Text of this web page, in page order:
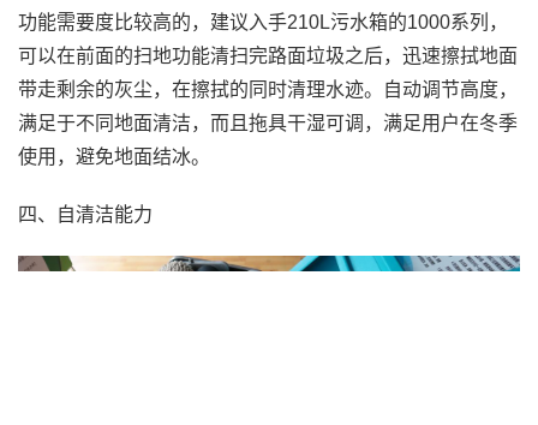
功能需要度比较高的，建议入手210L污水箱的1000系列，
可以在前面的扫地功能清扫完路面垃圾之后，迅速擦拭地面
带走剩余的灰尘，在擦拭的同时清理水迹。自动调节高度，
满足于不同地面清洁，而且拖具干湿可调，满足用户在冬季
使用，避免地面结冰。
四、自清洁能力